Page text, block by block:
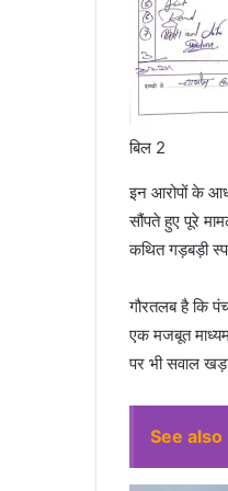
बिल 2
इन आरोपों के
सौंपते हुए पूरे
कथित गड़बड़ी
गौरतलब है कि
एक मजबूत
पर भी सवाल
See also